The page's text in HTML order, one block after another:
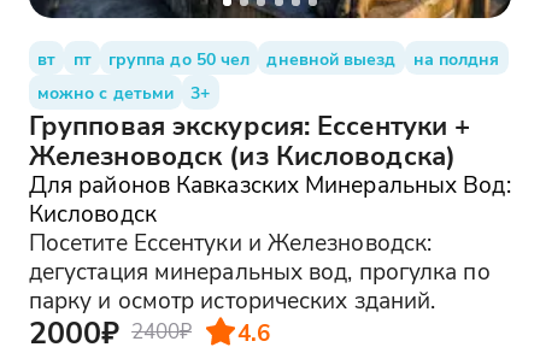
вт пт группа до 50 чел дневной выезд
на полдня
можно с детьми
3+
Групповая экскурсия: Ессентуки +
Железноводск (из Кисловодска)
Для районов Кавказских Минеральных Вод:
Кисловодск
Посетите Ессентуки и Железноводск:
дегустация минеральных вод, прогулка по
парку и осмотр исторических зданий.
2000₽ 2400₽ 4.6